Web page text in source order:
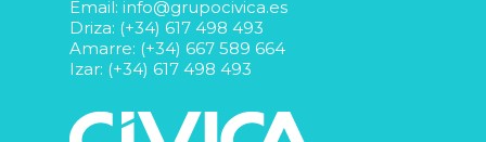
Email: info@grupocivica.es
Driza: (+34) 617 498 493
Amarre: (+34) 667 589 664
Izar: (+34) 617 498 493